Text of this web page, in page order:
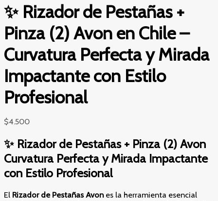
✨ Rizador de Pestañas +
Pinza (2) Avon en Chile –
Curvatura Perfecta y Mirada
Impactante con Estilo
Profesional
$4.500
✨ Rizador de Pestañas + Pinza (2) Avon
Curvatura Perfecta y Mirada Impactante
con Estilo Profesional
El Rizador de Pestañas Avones la herramienta esencial